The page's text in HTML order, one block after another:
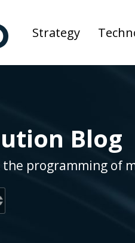
Strategy
Blog
programming of